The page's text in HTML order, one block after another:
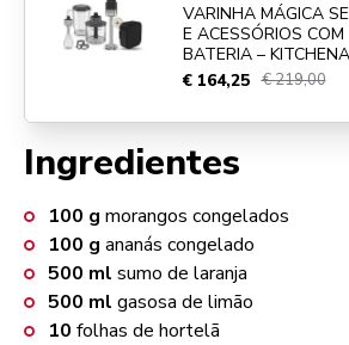
Ingredientes
100 g morangos congelados
100 g ananás congelado
500 ml sumo de laranja
500 ml gasosa de limão
10 folhas de hortelã
VARINHA MÁGICA
E ACESSÓRIOS COM
BATERIA –
€ 164,25 € 219,00